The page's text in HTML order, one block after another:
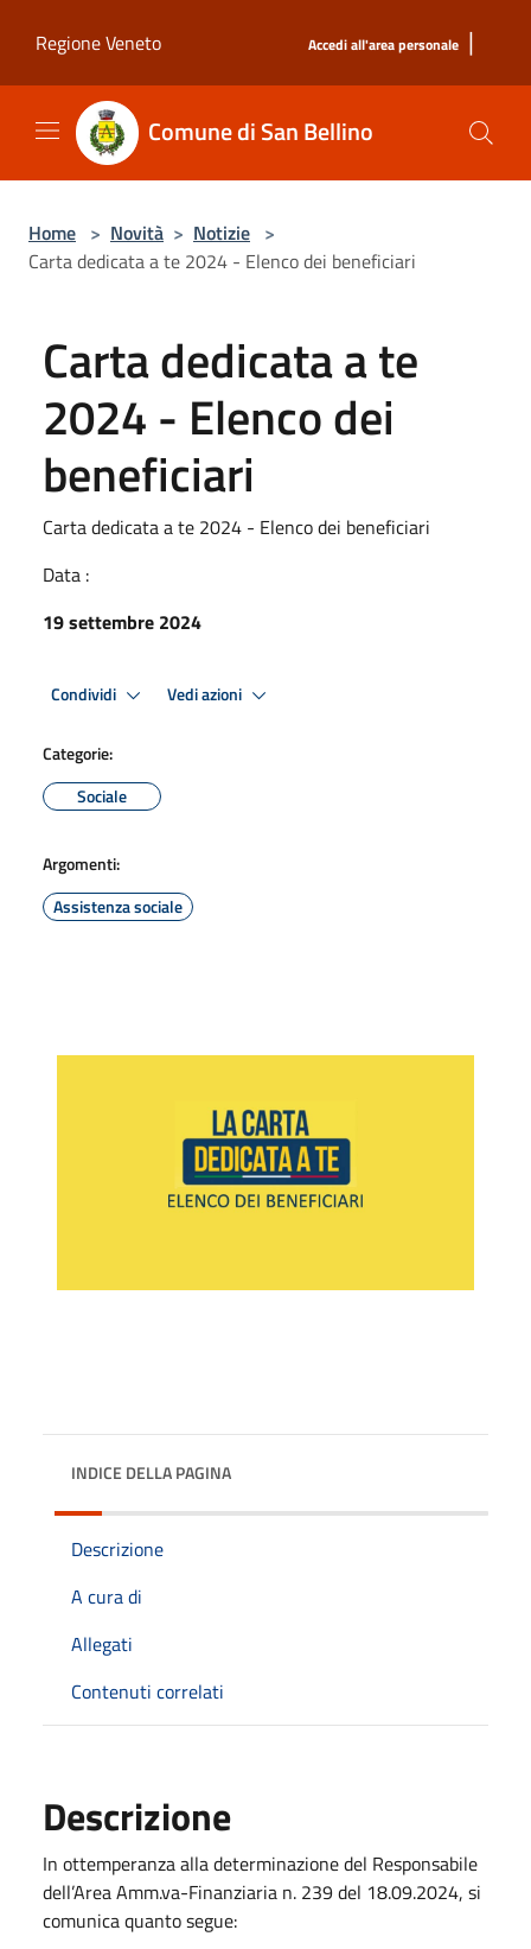
Regione Veneto
Accedi all'area personale |
Comune di San Bellino
Home > Novità > Notizie >
Carta dedicata a te 2024 - Elenco dei beneficiari
Carta dedicata a te
2024 - Elenco dei
beneficiari
Carta dedicata a te 2024 - Elenco dei beneficiari
Data :
19 settembre 2024
Condividi Vedi azioni
Categorie:
Sociale
Argomenti:
Assistenza sociale
INDICE DELLA PAGINA
Descrizione
A cura di
Allegati
Contenuti correlati
Descrizione
In ottemperanza alla determinazione del Responsabile
dell’Area Amm.va-Finanziaria n. 239 del 18.09.2024, si
comunica quanto segue: